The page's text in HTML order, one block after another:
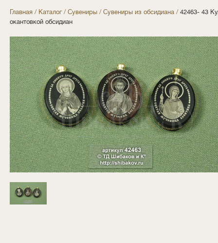
Главная / Каталог/ Сувениры / Сувениры из обсидиана / 42463- 43
окантовкой обсидиан